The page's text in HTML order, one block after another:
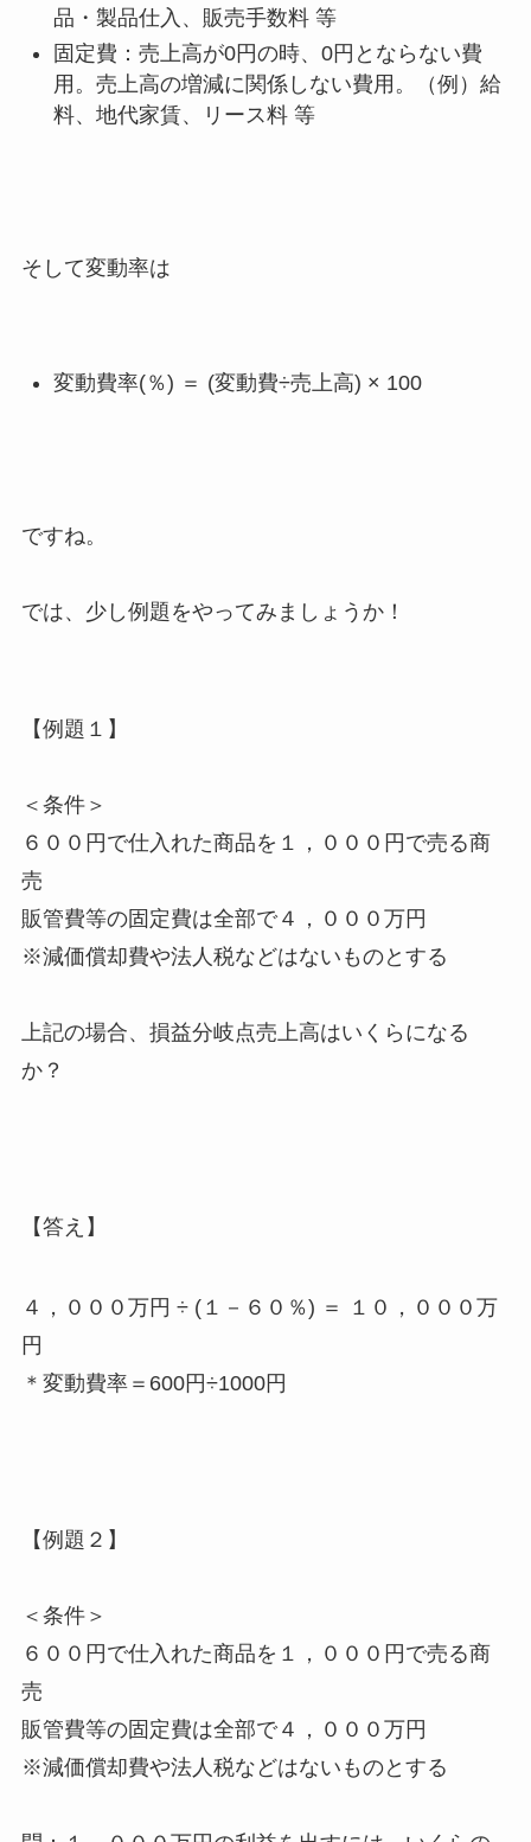
品・製品仕入、販売手数料 等
固定費：売上高が0円の時、0円とならない費
用。売上高の増減に関係しない費用。（例）給
料、地代家賃、リース料 等
そして変動率は
変動費率(％) ＝ (変動費÷売上高) × 100
ですね。
では、少し例題をやってみましょうか！
【例題１】
＜条件＞
６００円で仕入れた商品を１，０００円で売る商
売
販管費等の固定費は全部で４，０００万円
※減価償却費や法人税などはないものとする
上記の場合、損益分岐点売上高はいくらになる
か？
【答え】
４，０００万円 ÷ (１－６０％) ＝ １０，０００万
円
＊変動費率＝600円÷1000円
【例題２】
＜条件＞
６００円で仕入れた商品を１，０００円で売る商
売
販管費等の固定費は全部で４，０００万円
※減価償却費や法人税などはないものとする